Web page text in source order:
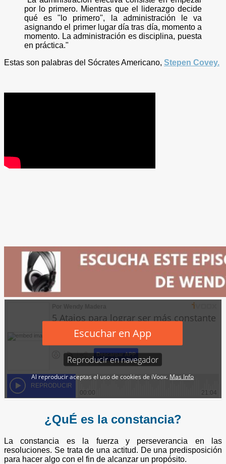
por lo primero. Mientras que el liderazgo decide
qué es "lo primero", la administración le va
asignando el primer lugar día tras día, momento a
momento. La administración es disciplina, puesta
en práctica."
Estas son palabras del Sócrates Americano, Stepen Covey.
¿​QuÉ es la constancia?
La constancia es la fuerza y perseverancia en las
resoluciones. Se trata de una actitud. De una predisposición
para hacer algo con el fin de alcanzar un propósito.